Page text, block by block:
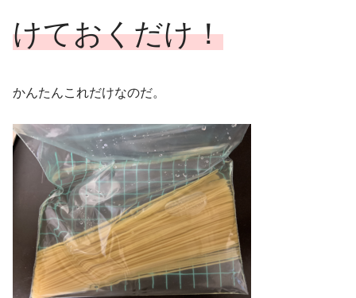
けておくだけ！
かんたんこれだけなのだ。